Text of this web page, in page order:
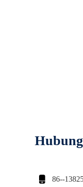
 86--